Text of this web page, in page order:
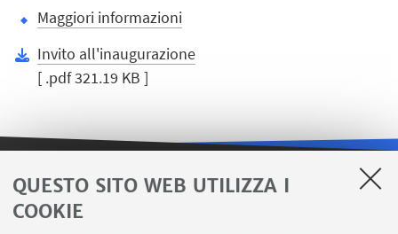
QUESTO SITO WEB UTILIZZA I
COOKIE
Maggiori informazioni
Invito all'inaugurazione
[ .pdf 321.19 KB ]
LINK UTILI